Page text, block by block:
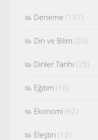
Deneme (197)
Din ve Bilim (20)
Dinler Tarihi (35)
Eğitim (16)
Ekonomi (62)
Eleştiri (12)